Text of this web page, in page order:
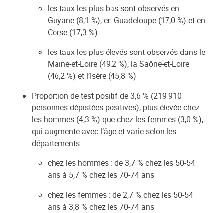
les taux les plus bas sont observés en
Guyane (8,1 %), en Guadeloupe (17,0 %) et en
Corse (17,3 %)
les taux les plus élevés sont observés dans le
Maine-et-Loire (49,2 %), la Saône-et-Loire
(46,2 %) et l’Isère (45,8 %)
Proportion de test positif de 3,6 % (219 910
personnes dépistées positives), plus élevée chez
les hommes (4,3 %) que chez les femmes (3,0 %),
qui augmente avec l’âge et varie selon les
départements :
chez les hommes : de 3,7 % chez les 50-54
ans à 5,7 % chez les 70-74 ans
chez les femmes : de 2,7 % chez les 50-54
ans à 3,8 % chez les 70-74 ans